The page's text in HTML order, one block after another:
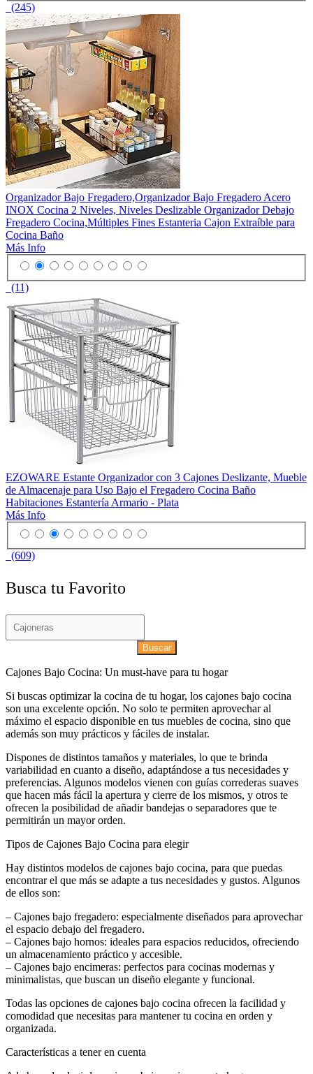
(245)
Organizador Bajo Fregadero,Organizador Bajo Fregadero Acero
INOX Cocina 2 Niveles, Niveles Deslizable Organizador Debajo
Fregadero Cocina,Múltiples Fines Estanteria Cajon Extraíble para
Cocina Baño
Más Info
(11)
EZOWARE Estante Organizador con 3 Cajones Deslizante, Mueble
de Almacenaje para Uso Bajo el Fregadero Cocina Baño
Habitaciones Estantería Armario - Plata
Más Info
(609)
Busca tu Favorito
Buscar
Cajones Bajo Cocina: Un must-have para tu hogar
Si buscas optimizar la cocina de tu hogar, los cajones bajo cocina
son una excelente opción. No solo te permiten aprovechar al
máximo el espacio disponible en tus muebles de cocina, sino que
además son muy prácticos y fáciles de instalar.
Dispones de distintos tamaños y materiales, lo que te brinda
variabilidad en cuanto a diseño, adaptándose a tus necesidades y
preferencias. Algunos modelos vienen con guías correderas suaves
que hacen más fácil la apertura y cierre de los mismos, y otros te
ofrecen la posibilidad de añadir bandejas o separadores que te
permitirán un mayor orden.
Tipos de Cajones Bajo Cocina para elegir
Hay distintos modelos de cajones bajo cocina, para que puedas
encontrar el que más se adapte a tus necesidades y gustos. Algunos
de ellos son:
– Cajones bajo fregadero: especialmente diseñados para aprovechar
el espacio debajo del fregadero.
– Cajones bajo hornos: ideales para espacios reducidos, ofreciendo
un almacenamiento práctico y accesible.
– Cajones bajo encimeras: perfectos para cocinas modernas y
minimalistas, que buscan un diseño elegante y funcional.
Todas las opciones de cajones bajo cocina ofrecen la facilidad y
comodidad que necesitas para mantener tu cocina en orden y
organizada.
Características a tener en cuenta